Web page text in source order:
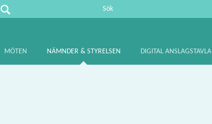
MÖTEN NÄMNDER & STYRELSEN DIGITAL ANSLAGSTAVLA